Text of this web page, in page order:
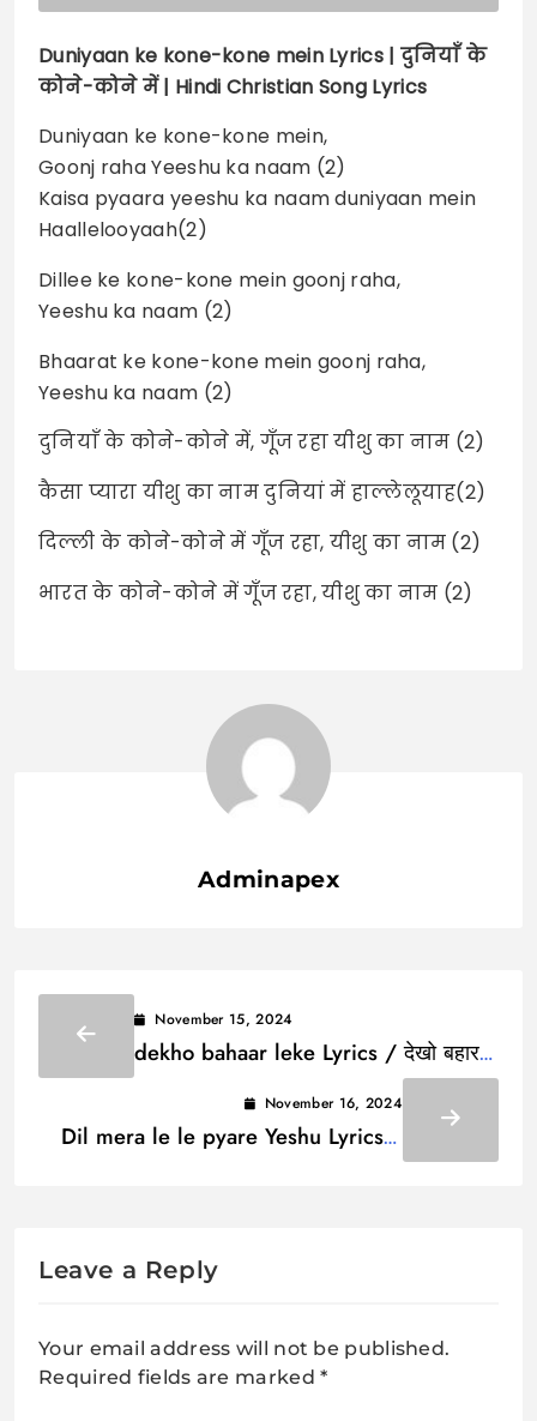
Duniyaan ke kone-kone mein Lyrics | दुनियाँ के
कोने-कोने में | Hindi Christian Song Lyrics
Duniyaan ke kone-kone mein,
Goonj raha Yeeshu ka naam (2)
Kaisa pyaara yeeshu ka naam duniyaan mein
Haallelooyaah(2)
Dillee ke kone-kone mein goonj raha,
Yeeshu ka naam (2)
Bhaarat ke kone-kone mein goonj raha,
Yeeshu ka naam (2)
दुनियाँ के कोने-कोने में, गूँज रहा यीशु का नाम (2)
कैसा प्यारा यीशु का नाम दुनियां में हाल्लेलूयाह(2)
दिल्ली के कोने-कोने में गूँज रहा, यीशु का नाम (2)
भारत के कोने-कोने में गूँज रहा, यीशु का नाम (2)
Adminapex
November 15, 2024
dekho bahaar leke Lyrics / देखो बहार
November 16, 2024
Dil mera le le pyare Yeshu Lyrics /
Leave a Reply
Your email address will not be published.
Required fields are marked*